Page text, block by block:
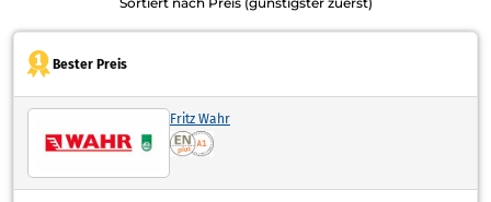
Bester Preis
Fritz Wahr